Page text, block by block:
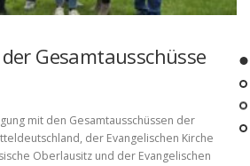
Gesamtausschüsse
mit den Gesamtausschüssen der
der Evangelischen Kirche
Oberlausitz und der Evangelischen